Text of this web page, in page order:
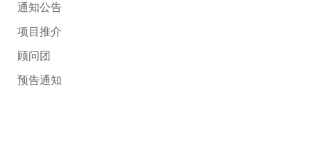
通知公告
项目推介
顾问团
预告通知